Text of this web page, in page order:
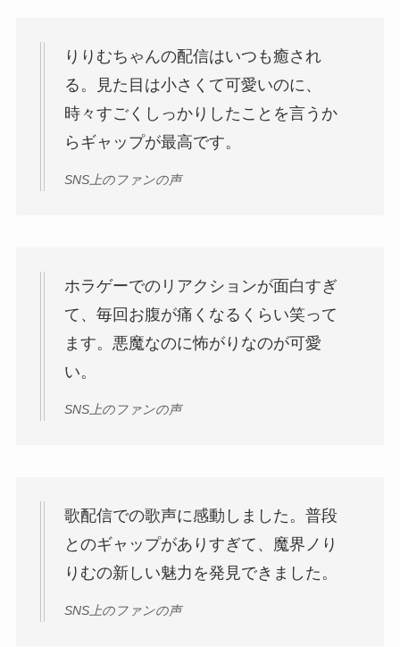
りりむちゃんの配信はいつも癒され
る。見た目は小さくて可愛いのに、
時々すごくしっかりしたことを言うか
らギャップが最高です。
SNS上のファンの声
ホラゲーでのリアクションが面白すぎ
て、毎回お腹が痛くなるくらい笑って
ます。悪魔なのに怖がりなのが可愛
い。
SNS上のファンの声
歌配信での歌声に感動しました。普段
とのギャップがありすぎて、魔界ノり
りむの新しい魅力を発見できました。
SNS上のファンの声